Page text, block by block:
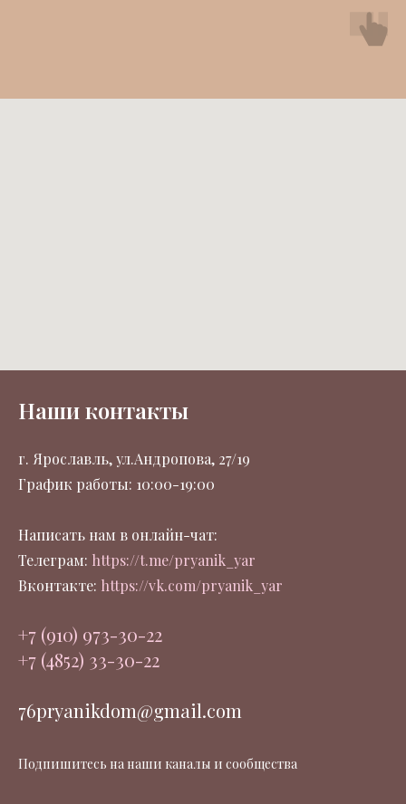
Наши контакты
г. Ярославль, ул.Андропова, 27/19
График работы: 10:00-19:00
Написать нам в онлайн-чат:
Телеграм: https://t.me/pryanik_yar
Вконтакте: https://vk.com/pryanik_yar
+7 (910) 973-30-22
+7 (4852) 33-30-22
76pryanikdom@gmail.com
Подпишитесь на наши каналы и сообщества